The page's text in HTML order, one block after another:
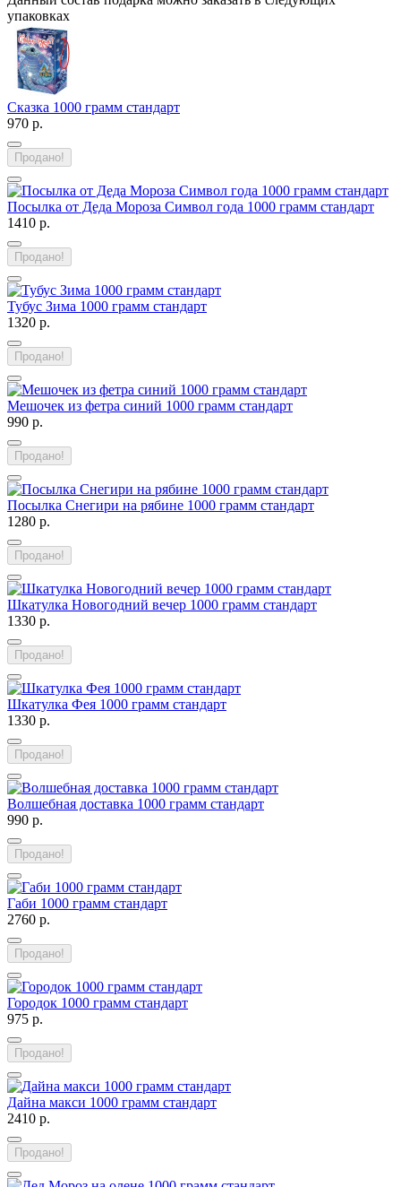
упаковках
Сказка 1000 грамм стандарт
970 р.
Продано!
Посылка от Деда Мороза Символ года 1000 грамм стандарт
1410 р.
Продано!
Тубус Зима 1000 грамм стандарт
1320 р.
Продано!
Мешочек из фетра синий 1000 грамм стандарт
990 р.
Продано!
Посылка Снегири на рябине 1000 грамм стандарт
1280 р.
Продано!
Шкатулка Новогодний вечер 1000 грамм стандарт
1330 р.
Продано!
Шкатулка Фея 1000 грамм стандарт
1330 р.
Продано!
Волшебная доставка 1000 грамм стандарт
990 р.
Продано!
Габи 1000 грамм стандарт
2760 р.
Продано!
Городок 1000 грамм стандарт
975 р.
Продано!
Дайна макси 1000 грамм стандарт
2410 р.
Продано!